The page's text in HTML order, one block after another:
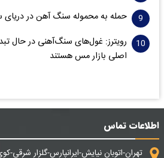
حمله به محموله سنگ آهن در دریای
رویترز: غول‌های سنگ‌آهنی‌ در حال
اصلی بازار مس هستند
اطلاعات تماس
تهران-اتوبان نیایش-ایرانپارس-گلزار